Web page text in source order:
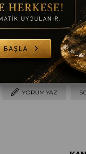
Siyah
YORUM YAZ